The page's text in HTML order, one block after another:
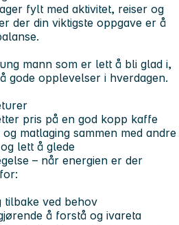
fylt med aktivitet, reiser og
der din viktigste oppgave er å
mann som er lett å bli glad i,
gode opplevelser i hverdagen.
pris på en god kopp kaffe
matlaging sammen med andre
lett å glede
– når energien er der
tilbake ved behov
å forstå og ivareta